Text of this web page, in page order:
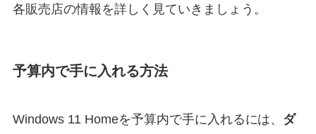
各販売店の情報を詳しく見ていきましょう。
予算内で手に入れる方法
Windows 11 Homeを予算内で手に入れるには、 ダ